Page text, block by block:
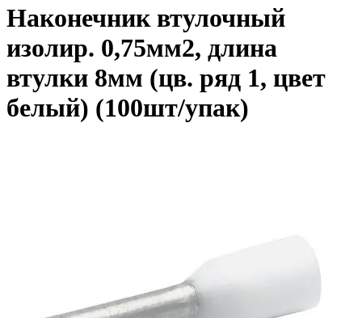
Наконечник втулочный
изолир. 0,75мм2, длина
втулки 8мм (цв. ряд 1, цвет
белый) (100шт/упак)